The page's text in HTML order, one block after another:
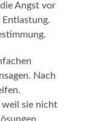
Angst vor
Nach
weil sie nicht